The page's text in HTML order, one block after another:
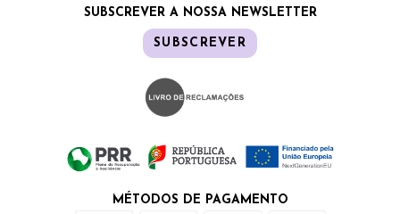
SUBSCREVER A NOSSA NEWSLETTER
SUBSCREVER
MÉTODOS DE PAGAMENTO